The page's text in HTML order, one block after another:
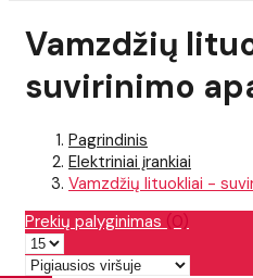
Vamzdžių
suvirinimo
Pagrindinis
Elektriniai įrankiai
Vamzdžių lituokliai -
Prekių palyginimas (0)